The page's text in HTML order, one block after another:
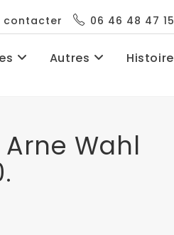
contacter 06 46 48 47 15
Autres Histoire
Wahl